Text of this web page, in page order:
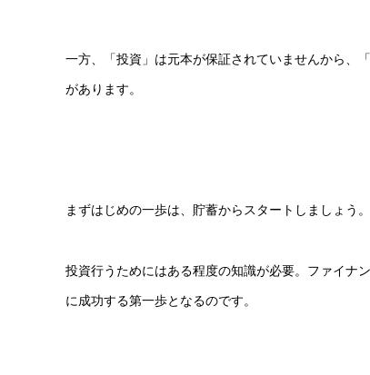
一方、「投資」は元本が保証されていませんから、
があります。
まずはじめの一歩は、貯蓄からスタートしましょう
投資行うためにはある程度の知識が必要。ファイナ
に成功する第一歩となるのです。